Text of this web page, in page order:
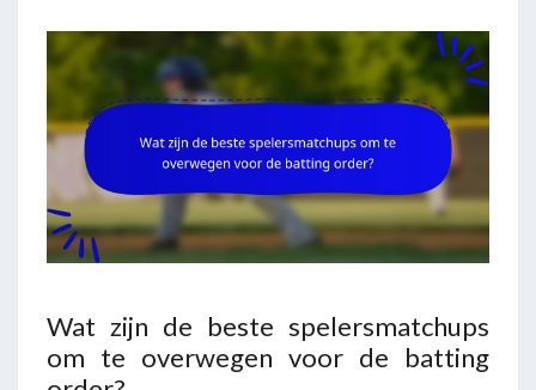
Wat zijn de beste spelersmatchups
om te overwegen voor de batting